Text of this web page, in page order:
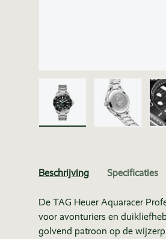
Beschrijving Specificaties
De TAG Heuer Aquaracer
voor avonturiers en
golvend patroon op de